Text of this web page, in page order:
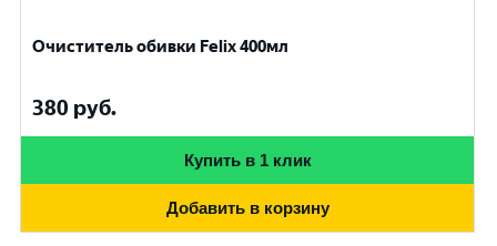
Очиститель обивки Felix 400мл
380 руб.
Купить в 1 клик
Добавить в корзину